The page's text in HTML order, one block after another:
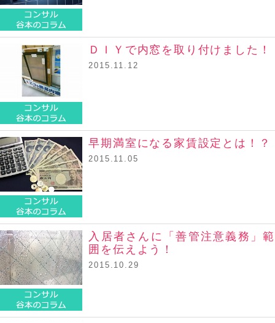
ＤＩＹで内窓を取り付けました！
2015.11.12
早期満室になる家賃設定とは！？
2015.11.05
入居者さんに「善管注意義務」範
囲を伝えよう！
2015.10.29